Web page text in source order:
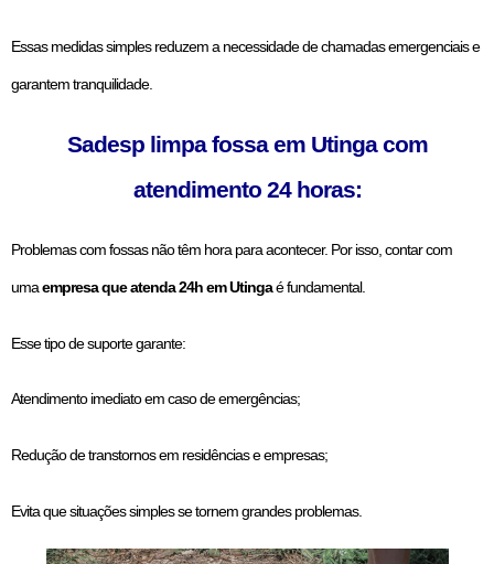
Essas medidas simples reduzem a necessidade de chamadas emergenciais e
garantem tranquilidade.
Sadesp limpa fossa em Utinga com
atendimento 24 horas:
Problemas com fossas não têm hora para acontecer. Por isso, contar com
umaempresa que atenda 24h em Utingaé fundamental.
Esse tipo de suporte garante:
Atendimento imediato em caso de emergências;
Redução de transtornos em residências e empresas;
Evita que situações simples se tornem grandes problemas.